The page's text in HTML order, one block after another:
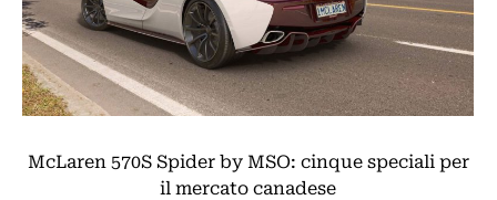
McLaren 570S Spider by MSO: cinque speciali per
il mercato canadese